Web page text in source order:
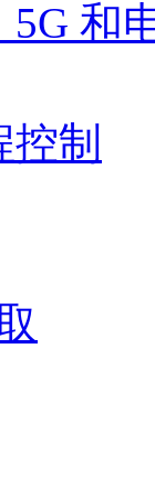
和
制